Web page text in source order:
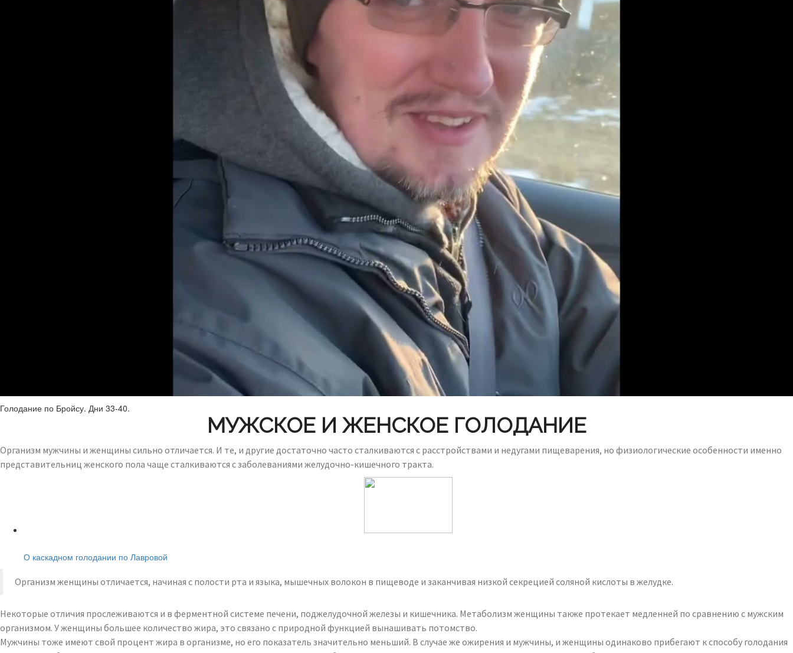
Голодание по Бройсу. Дни 33-40.
МУЖСКОЕ И ЖЕНСКОЕ ГОЛОДАНИЕ
Организм мужчины и женщины сильно отличается. И те, и другие достаточно часто сталкиваются с расстройствами и недугами пищеварения, но физиологические особенности именно
представительниц женского пола чаще сталкиваются с заболеваниями желудочно-кишечного тракта.
О каскадном голодании по Лавровой
Организм женщины отличается, начиная с полости рта и языка, мышечных волокон в пищеводе и заканчивая низкой секрецией соляной кислоты в желудке.
Некоторые отличия прослеживаются и в ферментной системе печени, поджелудочной железы и кишечника. Метаболизм женщины также протекает медленней по сравнению с мужским
организмом. У женщины большее количество жира, это связано с природной функцией вынашивать потомство.
Мужчины тоже имеют свой процент жира в организме, но его показатель значительно меньший. В случае же ожирения и мужчины, и женщины одинаково прибегают к способу голодания